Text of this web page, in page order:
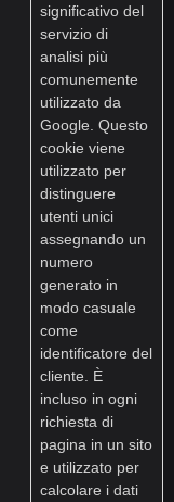
significativo del
servizio di
analisi più
comunemente
utilizzato da
Google. Questo
cookie viene
utilizzato per
distinguere
utenti unici
assegnando un
numero
generato in
modo casuale
come
identificatore del
cliente. È
incluso in ogni
richiesta di
pagina in un sito
e utilizzato per
calcolare i dati